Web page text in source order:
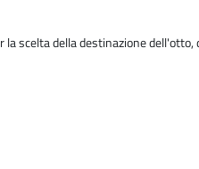
scelta della destinazione dell'otto,